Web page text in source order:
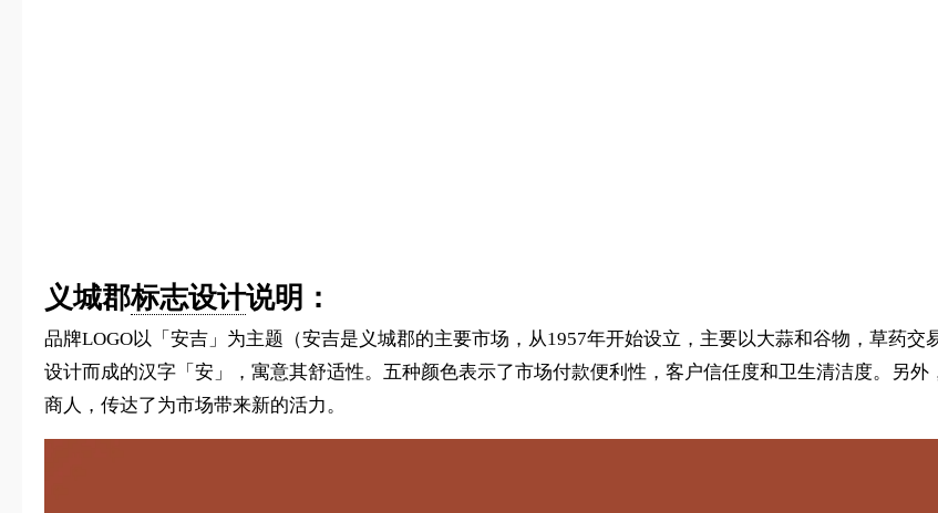
义城郡标志设计说明：
品牌LOGO以「安吉」为主题（安吉是义城郡的主要市场，从1957年开始设立，主要以大蒜和谷物，草药
设计而成的汉字「安」，寓意其舒适性。五种颜色表示了市场付款便利性，客户信任度和卫生清洁度。另
商人，传达了为市场带来新的活力。